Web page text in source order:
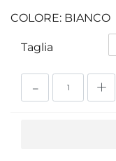
COLORE: BIANCO
Taglia